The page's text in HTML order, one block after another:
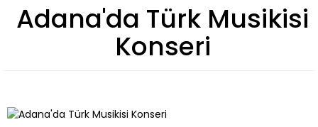
Adana'da Türk Musikisi
Konseri